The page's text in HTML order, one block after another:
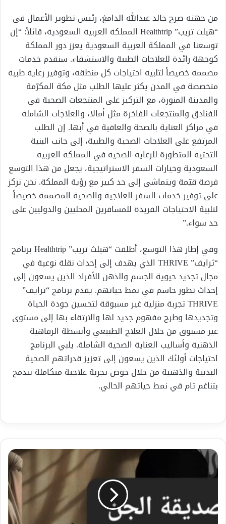
من جهته صرح خالد عبدالله الدامغ، رئيس تطوير الأعمال في
“هيلث تريب” Healthtrip المملكة العربية السعودية، قائلاً: “إن
توسعنا في المملكة العربية السعودية يعزز دور المملكة
كوجهة رائدة للعلاجات الطبية والاستشفاء. سنقدم خدمات
مصممة خصيصاً لتلبية احتياجات كل منطقة، وتوفير رعاية طبية
متخصصة في المدن يكثر عليها الطلب مثل مكة المكرّمة
والمدينة المنورة، مع التركيز على المنتجعات الصحية في
الفنادق والمنتجعات الفاخرة مثل أمالا، والعلاجات الشاملة
في مراكز العناية بالصحة والعافية في أبها. إن الطلب
المرتفع على العلاجات الصحية والطبية، إلى جانب البنية
التحتية المتطورة للرعاية الصحية في المملكة العربية
السعودية وخيارات السفر الاستراتيجية، يجعل من هذا التوسع
فرصة قيّمة ويتماشى إلى حد كبير مع رؤية المملكة. نحن نركز
على توفير خدمات السفر العلاجية والصحية المصممة خصيصاً
لتلبية الاحتياجات الفريدة للمسافرين المحليين والدوليين على
حد سواء.”
وفي إطار هذا التوسع، أطلقت “هيلث تريب” Healthtrip برنامج
“ثرايف” THRIVE الذي يهدف إلى إحداث نقلة نوعية في
مجال تجديد حيوية الجسم والذهن للأفراد الذين يسعون إلى
إحداث تطور حاسم في نمط حياتهم. يقدم برنامج “ثرايف”
THRIVE تجربة منزلية غير مسبوقة لتحسين جودة الحياة
وتجديدها وطرح مفهوم جديد لها والارتقاء بها إلى مستوى
غير مسبوق من خلال العلاج الطبيعي وأنشطة الرفاهية
الذهنية وأساليب العناية الصحية الشاملة. يلبي البرنامج
احتياجات أولئك الذين يسعون إلى تعزيز قدراتهم الصحية
البدنية والذهنية من خلال خوض تجربة علاجية متكاملة تندمج
بتناغم تام في نمط حياتهم الحالي.
"صديقة
الجن
"